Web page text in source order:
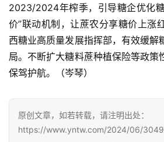
产
业
链
产
销
2023/2024年榨季，引导糖企优化
价”联动机制，让蔗农分享糖价上涨
西糖业高质量发展指挥部，有效缓解
局。不断扩大糖料蔗种植保险等政策
保驾护航。（岑琴）
原创文章，如若转载，请注明出处：
https://www.yntw.com/2024/06/